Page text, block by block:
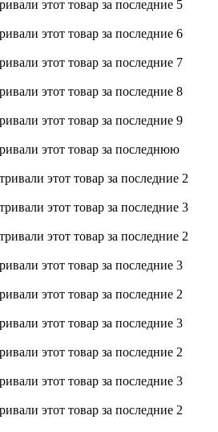
этот товар за последние 5
этот товар за последние 6
этот товар за последние 7
этот товар за последние 8
этот товар за последние 9
этот товар за последнюю
этот товар за последние 2
этот товар за последние 3
этот товар за последние 2
этот товар за последние 3
этот товар за последние 2
этот товар за последние 3
этот товар за последние 2
этот товар за последние 3
этот товар за последние 2